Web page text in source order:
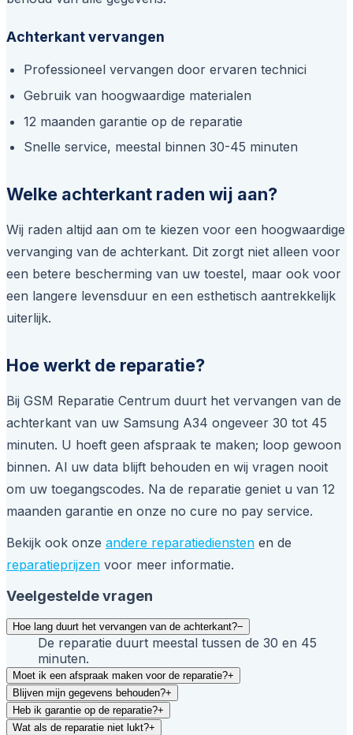
Achterkant vervangen
Professioneel vervangen door ervaren technici
Gebruik van hoogwaardige materialen
12 maanden garantie op de reparatie
Snelle service, meestal binnen 30-45 minuten
Welke achterkant raden wij aan?
Wij raden altijd aan om te kiezen voor een hoogwaardige
vervanging van de achterkant. Dit zorgt niet alleen voor
een betere bescherming van uw toestel, maar ook voor
een langere levensduur en een esthetisch aantrekkelijk
uiterlijk.
Hoe werkt de reparatie?
Bij GSM Reparatie Centrum duurt het vervangen van de
achterkant van uw Samsung A34 ongeveer 30 tot 45
minuten. U hoeft geen afspraak te maken; loop gewoon
binnen. Al uw data blijft behouden en wij vragen nooit
om uw toegangscodes. Na de reparatie geniet u van 12
maanden garantie en onze no cure no pay service.
Bekijk ook onze andere reparatiediensten en de
reparatieprijzen voor meer informatie.
Veelgestelde vragen
Hoe lang duurt het vervangen van de achterkant?−
De reparatie duurt meestal tussen de 30 en 45
minuten.
Moet ik een afspraak maken voor de reparatie?+
Blijven mijn gegevens behouden?+
Heb ik garantie op de reparatie?+
Wat als de reparatie niet lukt?+